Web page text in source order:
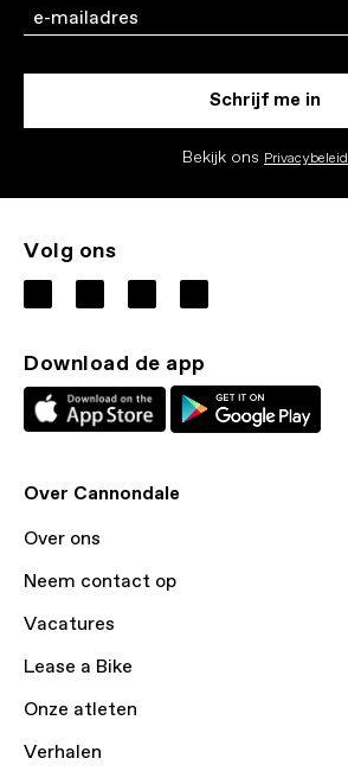
Email
Schrijf me in
Bekijk ons Privacybeleid
Volg ons
Download de app
Over Cannondale
Over ons
Neem contact op
Vacatures
Lease a Bike
Onze atleten
Verhalen